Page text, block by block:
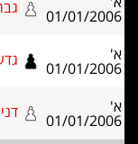
01/ גבריאל בולג
01/ גדעון יפת
01/ דניאל בלוך